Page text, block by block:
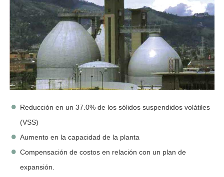
Reducción en un 37.0% de los sólidos suspendidos volátiles
(VSS)
Aumento en la capacidad de la planta
Compensación de costos en relación con un plan de
expansión.